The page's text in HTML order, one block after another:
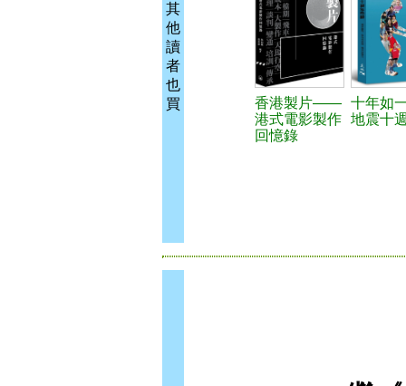
其
他
讀
者
也
買
香港製片——
港式電影製作
回憶錄
十年如
地震十